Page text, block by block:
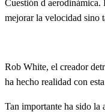
Cuestión d aerodinámica.
mejorar la velocidad sino
Rob White, el creador
ha hecho realidad con
Tan importante ha sido la